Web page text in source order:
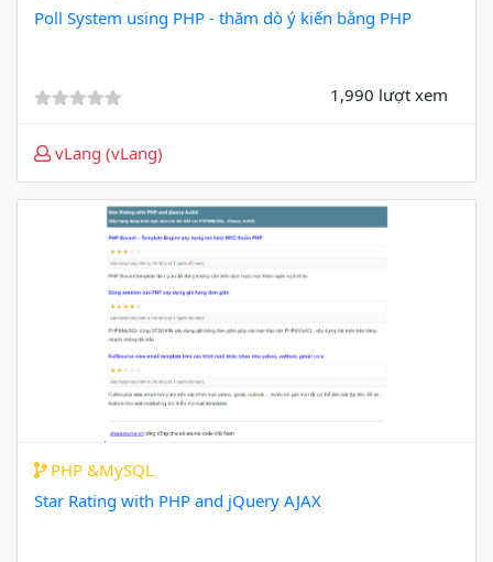
Poll System using PHP - thăm dò ý kiến bằng PHP
1,990 lượt xem
vLang (vLang)
PHP &MySQL
Star Rating with PHP and jQuery AJAX